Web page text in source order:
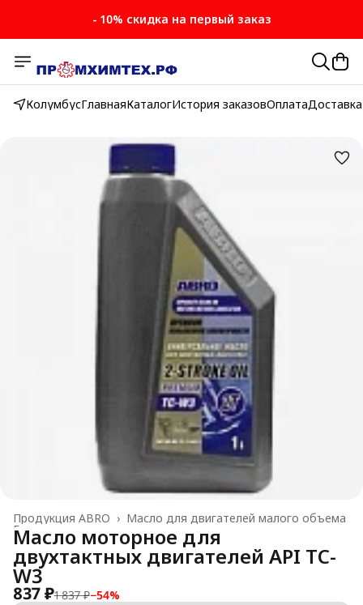
- 10% скидка на первый заказ
КолумбусГлавнаяКаталогИстория заказовОплатаДоставка
Масло для двигателей малого объема
Продукция ABRO ›
Главная
Масло моторное для
двухтактных двигателей API TC-
W3
837 ₽1 837 ₽−54%